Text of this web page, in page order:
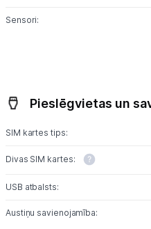
Sensori:
Pieslēgvietas un
SIM kartes tips:
Divas SIM kartes:
USB atbalsts:
Austiņu savienojamība: